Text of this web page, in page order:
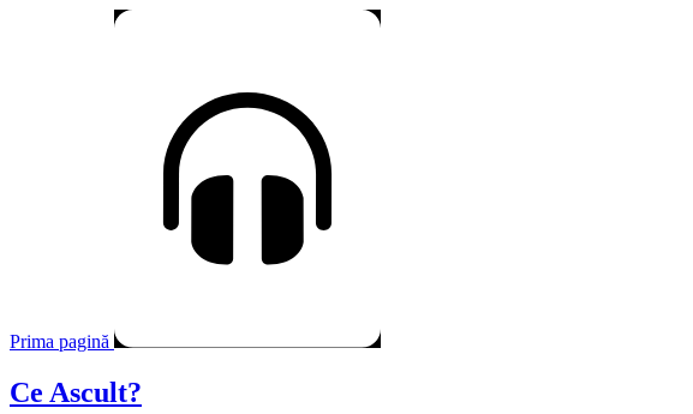
Prima pagină
Ce Ascult?